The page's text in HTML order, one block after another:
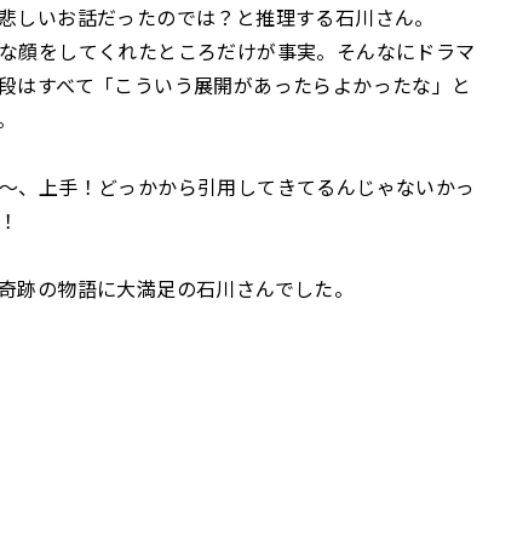
しいお話だったのでは？と推理する石川さん。
顔をしてくれたところだけが事実。そんなにドラマ
はすべて「こういう展開があったらよかったな」と
上手！どっかから引用してきてるんじゃないかっ
跡の物語に大満足の石川さんでした。